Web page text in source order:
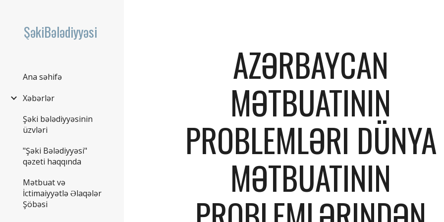
ŞəkiBələdiyyəsi
Ana səhifə
Xəbərlər
Şəki bələdiyyəsinin
üzvləri
"Şəki Bələdiyyəsi"
qəzeti haqqında
Mətbuat və
İctimaiyyətlə Əlaqələr
Şöbəsi
AZƏRBAYCAN
MƏTBUATININ
PROBLEMLƏRI DÜNYA
MƏTBUATININ